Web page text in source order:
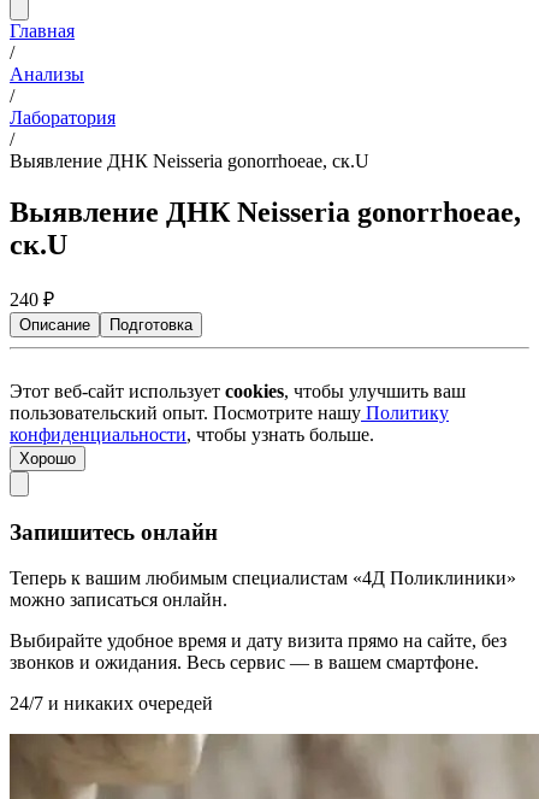
Главная
/
Анализы
/
Лаборатория
/
Выявление ДНК Neisseria gonorrhoeae, ск.U
Выявление ДНК Neisseria gonorrhoeae,
ск.U
240 ₽
Описание Подготовка
Этот веб-сайт использует cookies, чтобы улучшить ваш
пользовательский опыт. Посмотрите нашу Политику
конфиденциальности, чтобы узнать больше.
Хорошо
Запишитесь онлайн
Теперь к вашим любимым специалистам «4Д Поликлиники»
можно записаться онлайн.
Выбирайте удобное время и дату визита прямо на сайте, без
звонков и ожидания. Весь сервис — в вашем смартфоне.
24/7 и никаких очередей